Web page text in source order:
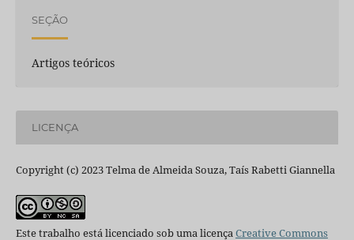
SEÇÃO
Artigos teóricos
LICENÇA
Copyright (c) 2023 Telma de Almeida Souza, Taís Rabetti Giannella
Este trabalho está licenciado sob uma licençaCreative Commons